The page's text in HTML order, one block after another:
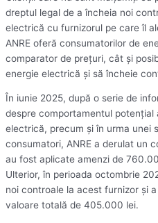
dreptul legal de a încheia noi
electrică cu furnizorul pe care îl
ANRE oferă consumatorilor de
comparator de preţuri, cât şi
energie electrică şi să încheie
În iunie 2025, după o serie de
despre comportamentul potenţial
electrică, precum şi în urma unei
consumatori, ANRE a derulat un
au fost aplicate amenzi de
Ulterior, în perioada octombrie
noi controale la acest furnizor şi
valoare totală de 405.000 lei.